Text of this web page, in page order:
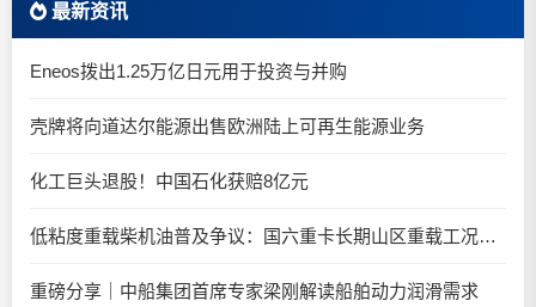
最新资讯
Eneos拨出1.25万亿日元用于投资与并购
壳牌将向道达尔能源出售欧洲陆上可再生能源业务
化工巨头退股！中国石化获赔8亿元
低粘度重载柴机油普及争议：国六重卡长期山区重载工况是否适合0W-20柴油机油？
重磅分享｜中船集团首席专家梁刚解读船舶动力润滑需求